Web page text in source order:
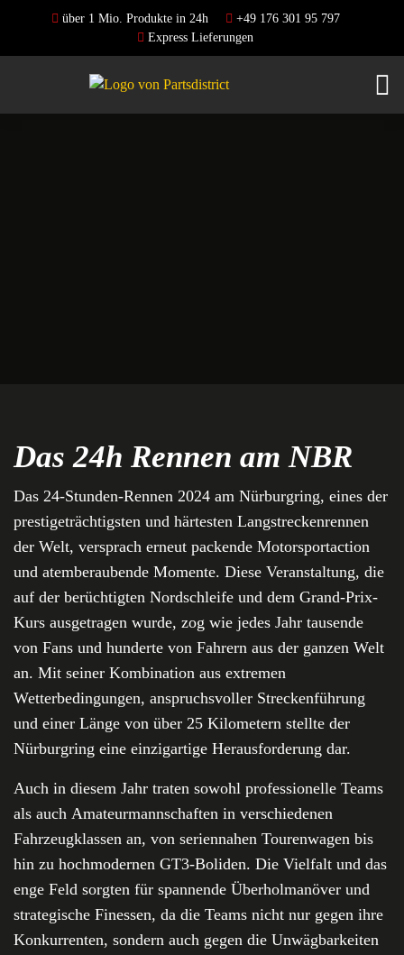
über 1 Mio. Produkte in 24h
+49 176 301 95 797
Express Lieferungen
Das 24h Rennen am NBR
Das 24-Stunden-Rennen 2024 am Nürburgring, eines der
prestigeträchtigsten und härtesten Langstreckenrennen
der Welt, versprach erneut packende Motorsportaction
und atemberaubende Momente. Diese Veranstaltung, die
auf der berüchtigten Nordschleife und dem Grand-Prix-
Kurs ausgetragen wurde, zog wie jedes Jahr tausende
von Fans und hunderte von Fahrern aus der ganzen Welt
an. Mit seiner Kombination aus extremen
Wetterbedingungen, anspruchsvoller Streckenführung
und einer Länge von über 25 Kilometern stellte der
Nürburgring eine einzigartige Herausforderung dar.
Auch in diesem Jahr traten sowohl professionelle Teams
als auch Amateurmannschaften in verschiedenen
Fahrzeugklassen an, von seriennahen Tourenwagen bis
hin zu hochmodernen GT3-Boliden. Die Vielfalt und das
enge Feld sorgten für spannende Überholmanöver und
strategische Finessen, da die Teams nicht nur gegen ihre
Konkurrenten, sondern auch gegen die Unwägbarkeiten